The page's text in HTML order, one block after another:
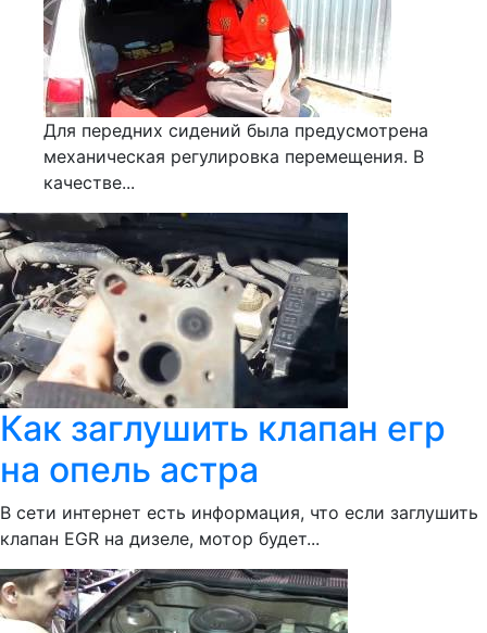
Для передних сидений была предусмотрена
механическая регулировка перемещения. В
качестве...
Как заглушить клапан егр
на опель астра
В сети интернет есть информация, что если заглушить
клапан EGR на дизеле, мотор будет...